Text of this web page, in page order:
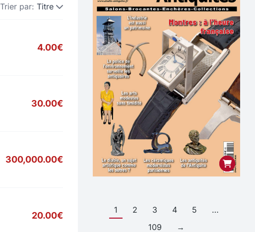
Trier par: Titre
4.00€
30.00€
300,000.00€
20.00€
1 2 3 4 5
…
109
→